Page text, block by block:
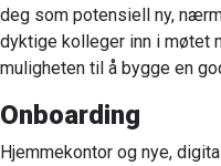
deg som potensiell ny,
dyktige kolleger inn i møtet
muligheten til å bygge en
Onboarding
Hjemmekontor og nye,